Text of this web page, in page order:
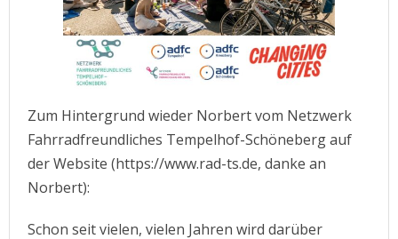
Zum Hintergrund wieder Norbert vom Netzwerk
Fahrradfreundliches Tempelhof-Schöneberg auf
der Website (https://www.rad-ts.de, danke an
Norbert):
Schon seit vielen, vielen Jahren wird darüber